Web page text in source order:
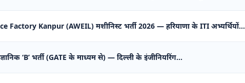
Factory Kanpur (AWEIL) मशीनिस्ट भर्ती 2026 — हरियाणा के ITI अभ्यर्थियों…
‘B’ भर्ती (GATE के माध्यम से) — दिल्ली के इंजीनियरिंग…